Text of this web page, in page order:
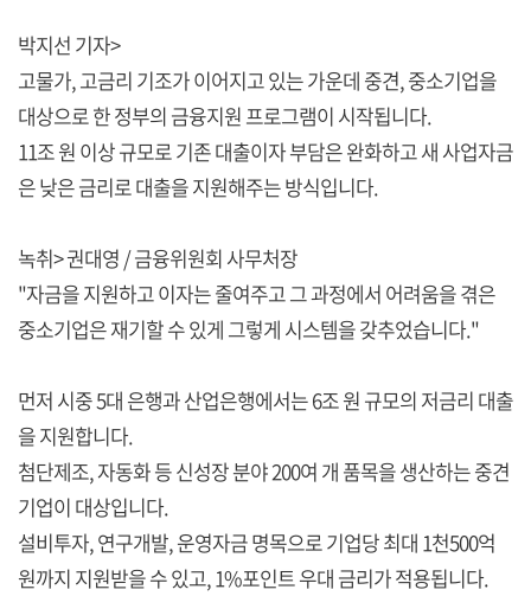
박지선 기자>
고물가, 고금리 기조가 이어지고 있는 가운데 중견, 중소기업을
대상으로 한 정부의 금융지원 프로그램이 시작됩니다.
11조 원 이상 규모로 기존 대출이자 부담은 완화하고 새 사업자금
은 낮은 금리로 대출을 지원해주는 방식입니다.
녹취> 권대영 / 금융위원회 사무처장
"자금을 지원하고 이자는 줄여주고 그 과정에서 어려움을 겪은
중소기업은 재기할 수 있게 그렇게 시스템을 갖추었습니다."
먼저 시중 5대 은행과 산업은행에서는 6조 원 규모의 저금리 대출
을 지원합니다.
첨단제조, 자동화 등 신성장 분야 200여 개 품목을 생산하는 중견
기업이 대상입니다.
설비투자, 연구개발, 운영자금 명목으로 기업당 최대 1천500억
원까지 지원받을 수 있고, 1%포인트 우대 금리가 적용됩니다.